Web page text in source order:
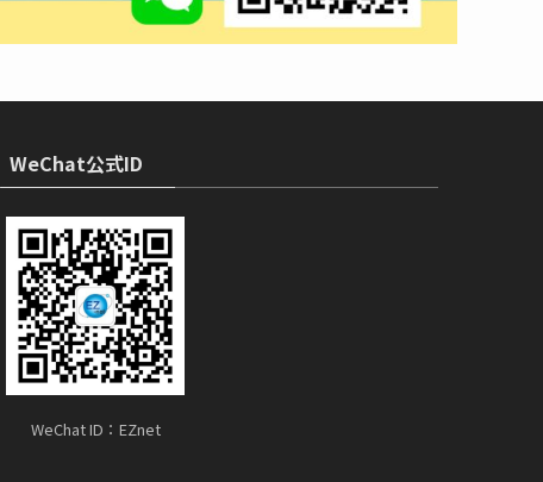
WeChat公式ID
WeChat ID：EZnet